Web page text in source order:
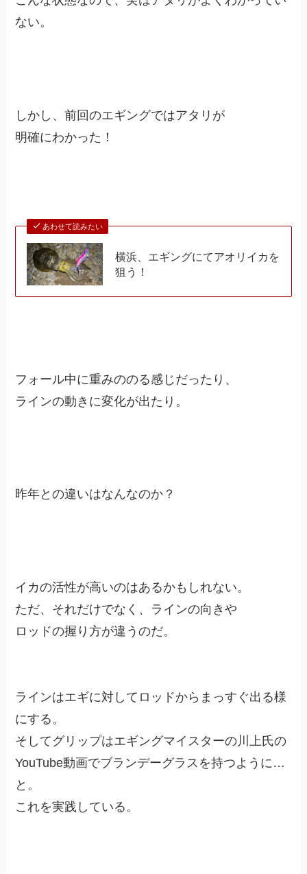
ない。
しかし、前回のエギングではアタリが
明確にわかった！
あわせて読みたい
横浜、エギングにてアオリイカを
狙う！
フォール中に重みののる感じだったり、
ラインの動きに変化が出たり。
昨年との違いはなんなのか？
イカの活性が高いのはあるかもしれない。
ただ、それだけでなく、ラインの向きや
ロッドの握り方が違うのだ。
ラインはエギに対してロッドからまっすぐ出る様
にする。
そしてグリップはエギングマイスターの川上氏の
YouTube動画でブランデーグラスを持つように…
と。
これを実践している。